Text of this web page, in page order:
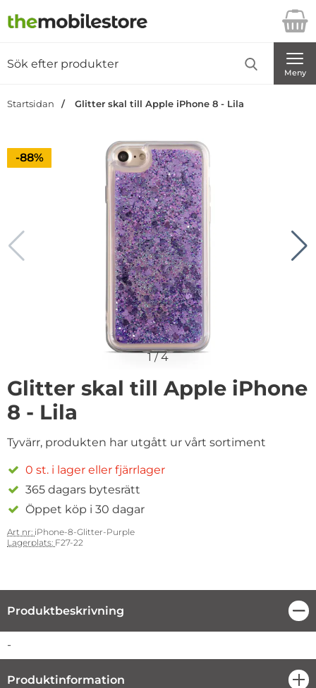
Startsidan för Danira Telecom AB
Meny
Startsidan Glitter skal till Apple iPhone 8 - Lila
Priset är nedsatt med
-88%
1/4
Glitter skal till Apple iPhone
8 - Lila
Tyvärr, produkten har utgått ur vårt sortiment
0 st. i lager eller fjärrlager
365 dagars bytesrätt
Öppet köp i 30 dagar
Art nr: iPhone-8-Glitter-Purple
Lagerplats: F27-22
Produktbeskrivning
Produktbeskrivning
-
Produktinformation